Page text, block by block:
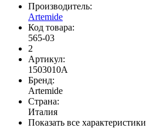
Производитель:
Artemide
Код товара:
565-03
2
Артикул:
1503010A
Бренд:
Artemide
Страна:
Италия
Показать все характеристики